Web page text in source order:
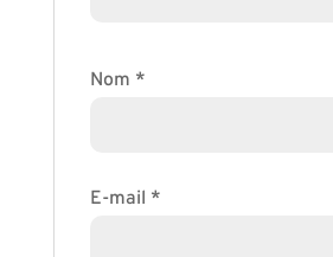
Nom *
E-mail *